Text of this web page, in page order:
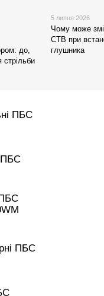
до,
стрільби
5 липня 2026
Чому може
СТВ при
глушника
ПБС
ПБС
ПБС
ПБС